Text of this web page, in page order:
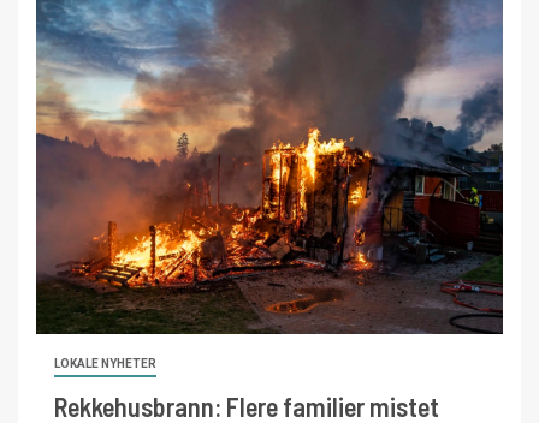
LOKALE NYHETER
Rekkehusbrann: Flere familier mistet